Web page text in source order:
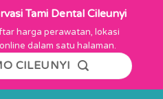
Tami Dental Cileunyi
harga perawatan, lokasi
dalam satu halaman.
CILEUNYI